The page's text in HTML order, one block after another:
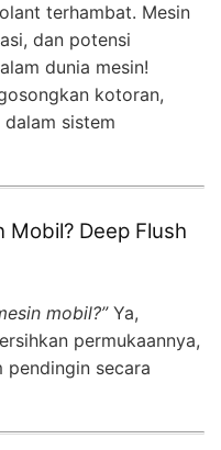
terhambat. Mesin
dan potensi
dunia mesin!
kotoran,
sistem
Mobil? Deep Flush
mobil?”Ya,
permukaannya,
pendingin secara